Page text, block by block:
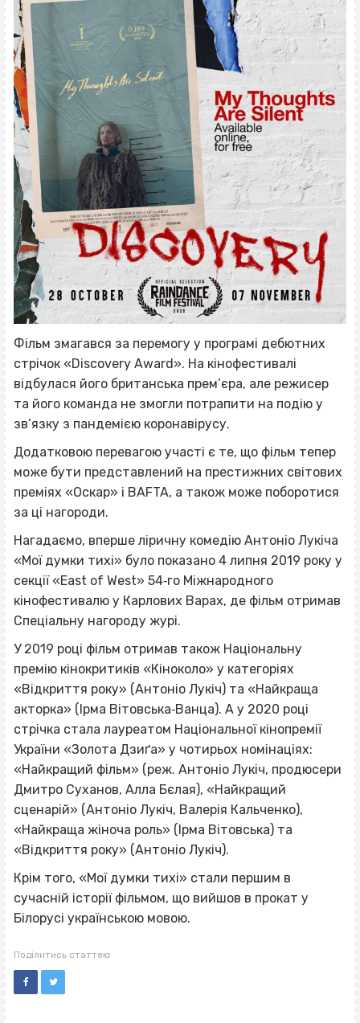
Фільм змагався за перемогу у програмі дебютних
стрічок «Discovery Award». На кінофестивалі
відбулася його британська прем’єра, але режисер
та його команда не змогли потрапити на подію у
зв’язку з пандемією коронавірусу.
Додатковою перевагою участі є те, що фільм тепер
може бути представлений на престижних світових
преміях «Оскар» і BAFTA, а також може поборотися
за ці нагороди.
Нагадаємо, вперше ліричну комедію Антоніо Лукіча
«Мої думки тихі» було показано 4 липня 2019 року у
секції «East of West» 54‐го Міжнародного
кінофестивалю у Карлових Варах, де фільм отримав
Спеціальну нагороду журі.
У 2019 році фільм отримав також Національну
премію кінокритиків «Кіноколо» у категоріях
«Відкриття року» (Антоніо Лукіч) та «Найкраща
акторка» (Ірма Вітовська‐Ванца). А у 2020 році
стрічка стала лауреатом Національної кінопремії
України «Золота Дзиґа» у чотирьох номінаціях:
«Найкращий фільм» (реж. Антоніо Лукіч, продюсери
Дмитро Суханов, Алла Бєлая), «Найкращий
сценарій» (Антоніо Лукіч, Валерія Кальченко),
«Найкраща жіноча роль» (Ірма Вітовська) та
«Відкриття року» (Антоніо Лукіч).
Крім того, «Мої думки тихі» стали першим в
сучасній історії фільмом, що вийшов в прокат у
Білорусі українською мовою.
Поділитись статтею